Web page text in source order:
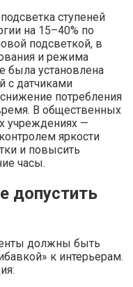
ступеней
на 15–40% по
подсветкой, в
и режима
была установлена
с датчиками
потребления
В общественных
учреждениях —
яркости
и повысить
часы.
допустить
должны быть
к интерьерам.